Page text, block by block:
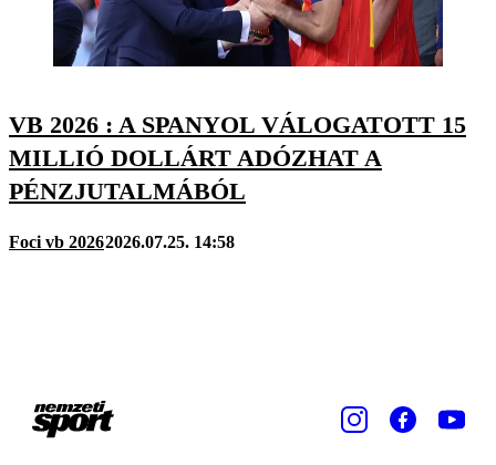
VB 2026 : A SPANYOL VÁLOGATOTT 15
MILLIÓ DOLLÁRT ADÓZHAT A
PÉNZJUTALMÁBÓL
Foci vb 20262026.07.25. 14:58